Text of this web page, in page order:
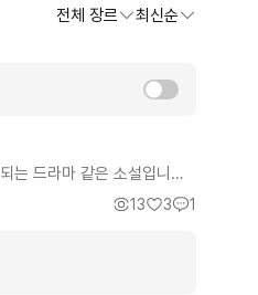
전체 장르 최신순
는 드라마 같은 소설입니다.
미를 주고, 첨엔 가벼운 개그
정말 회사생활 하는 분들이
드는 소설 입니다. 그리고
13 3 1